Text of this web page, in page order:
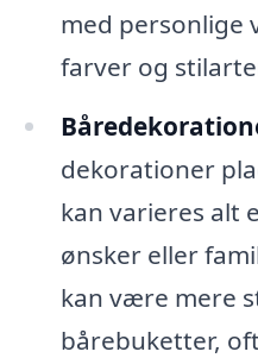
med personlige
farver og
dekorationer
kan varieres alt
ønsker eller
kan være mere
bårebuketter,